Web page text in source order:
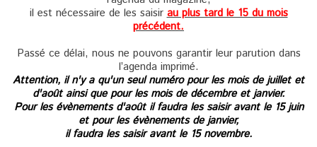
il est nécessaire de les saisir au plus tard le 15 du mois
précédent.
Passé ce délai, nous ne pouvons garantir leur parution dans
l’agenda imprimé.
Attention, il n'y a qu'un seul numéro pour les mois de juillet et
d'août ainsi que pour les mois de décembre et janvier.
Pour les évènements d'août il faudra les saisir avant le 15 juin
et pour les évènements de janvier,
il faudra les saisir avant le 15 novembre.